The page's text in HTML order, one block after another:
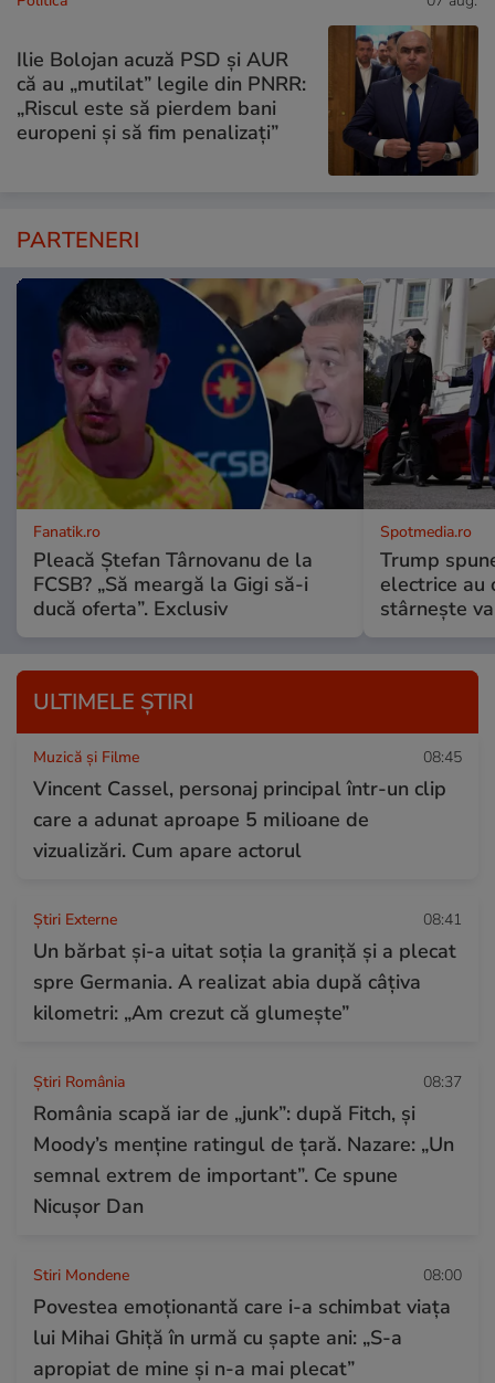
Ilie Bolojan acuză PSD și AUR
că au „mutilat” legile din PNRR:
„Riscul este să pierdem bani
europeni și să fim penalizați”
PARTENERI
Fanatik.ro
Pleacă Ștefan Târnovanu de la
FCSB? „Să meargă la Gigi să-i
ducă oferta”. Exclusiv
Spotmedia.ro
Trump
electrice au
stârnește
ULTIMELE ȘTIRI
Muzică și Filme 08:45
Vincent Cassel, personaj principal într-un clip
care a adunat aproape 5 milioane de
vizualizări. Cum apare actorul
Știri Externe 08:41
Un bărbat și-a uitat soția la graniță și a plecat
spre Germania. A realizat abia după câțiva
kilometri: „Am crezut că glumește”
Știri România 08:37
România scapă iar de „junk”: după Fitch, și
Moody’s menține ratingul de țară. Nazare: „Un
semnal extrem de important”. Ce spune
Nicușor Dan
Stiri Mondene 08:00
Povestea emoționantă care i-a schimbat viața
lui Mihai Ghiță în urmă cu șapte ani: „S-a
apropiat de mine și n-a mai plecat”